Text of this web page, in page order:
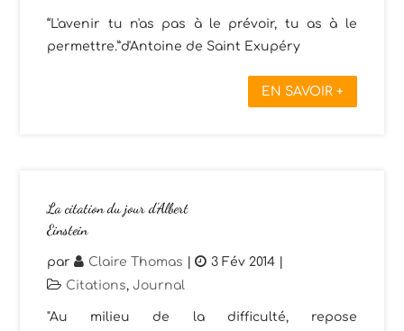
“L'avenir tu n'as pas à le prévoir, tu as à le
permettre.”d'Antoine de Saint Exupéry
EN SAVOIR +
La citation du jour d’Albert
Einstein
par Claire Thomas | 3 Fév 2014 |
Citations,Journal
"Au milieu de la difficulté, repose